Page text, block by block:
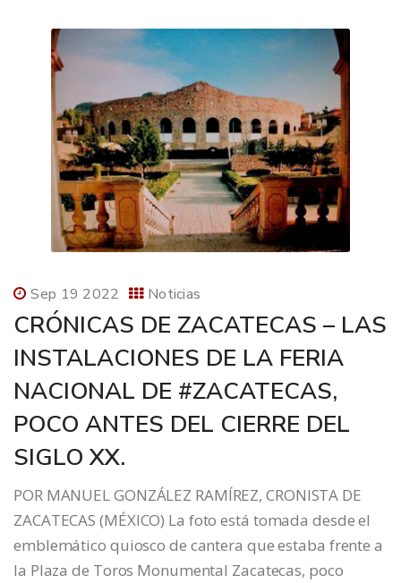
Sep 19 2022 Noticias
CRÓNICAS DE ZACATECAS – LAS
INSTALACIONES DE LA FERIA
NACIONAL DE #ZACATECAS,
POCO ANTES DEL CIERRE DEL
SIGLO XX.
POR MANUEL GONZÁLEZ RAMÍREZ, CRONISTA DE
ZACATECAS (MÉXICO) La foto está tomada desde el
emblemático quiosco de cantera que estaba frente a
la Plaza de Toros Monumental Zacatecas, poco